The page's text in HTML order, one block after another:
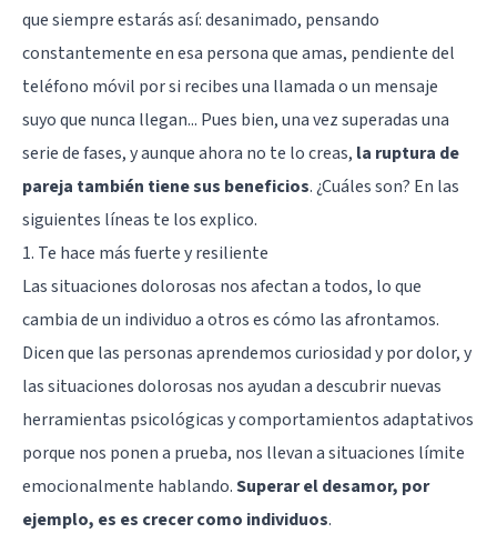
que siempre estarás así: desanimado, pensando
constantemente en esa persona que amas, pendiente del
teléfono móvil por si recibes una llamada o un mensaje
suyo que nunca llegan... Pues bien, una vez superadas una
serie de fases, y aunque ahora no te lo creas, la ruptura de
pareja también tiene sus beneficios. ¿Cuáles son? En las
siguientes líneas te los explico.
1. Te hace más fuerte y resiliente
Las situaciones dolorosas nos afectan a todos, lo que
cambia de un individuo a otros es cómo las afrontamos.
Dicen que las personas aprendemos curiosidad y por dolor, y
las situaciones dolorosas nos ayudan a descubrir nuevas
herramientas psicológicas y comportamientos adaptativos
porque nos ponen a prueba, nos llevan a situaciones límite
emocionalmente hablando.Superar el desamor, por
ejemplo, es es crecer como individuos.